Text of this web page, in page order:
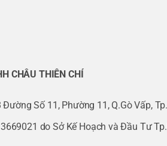
1024-2MHT-800-100-00E
10-2M-800-030-19E
10-2MD-800-050-00E
CHÂU THIÊN CHÍ
Số 11, Phường 11, Q.Gò Vấp,
do Sở Kế Hoạch và Đầu Tư